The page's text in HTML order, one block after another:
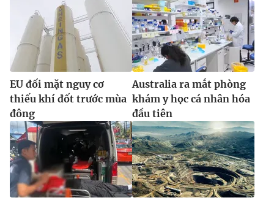
EU đối mặt nguy cơ
thiếu khí đốt trước mùa
đông
Australia ra mắt phòng
khám y học cá nhân hóa
đầu tiên